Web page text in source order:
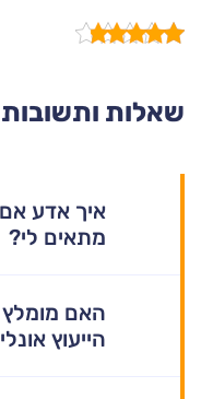
שאלות ותשובות
איך אדע אם
מתאים לי?
האם
הייעוץ